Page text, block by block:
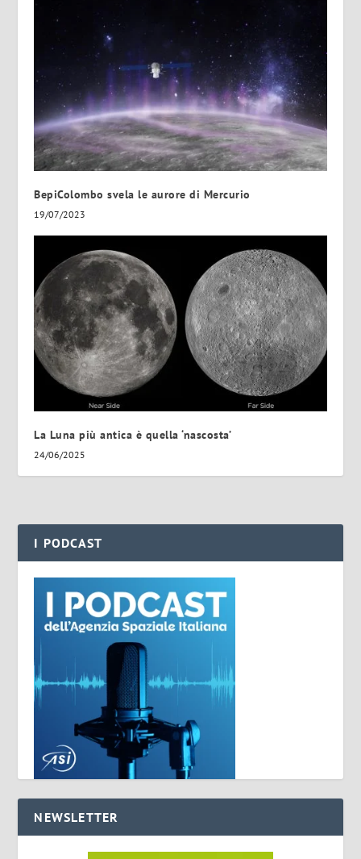
BepiColombo svela le aurore di Mercurio
19/07/2023
La Luna più antica è quella ‘nascosta’
24/06/2025
I PODCAST
NEWSLETTER